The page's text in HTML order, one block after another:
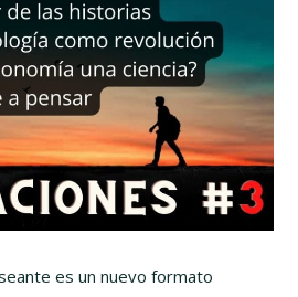
es un nuevo formato